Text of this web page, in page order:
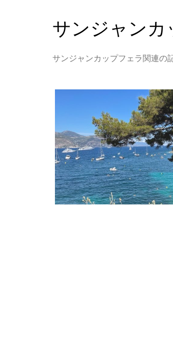
サンジャンカ
サンジャンカップフェラ関連の